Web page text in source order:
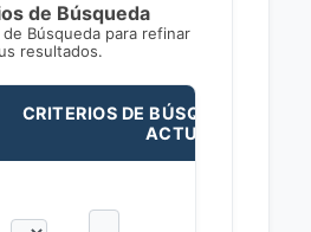
de Búsqueda
Búsqueda para refinar
resultados.
CRITERIOS DE BÚSQUEDA
ACTUALES: